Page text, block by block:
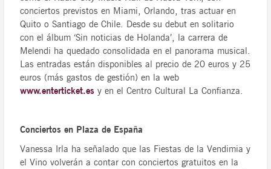
conciertos previstos en Miami, Orlando, tras actuar en
Quito o Santiago de Chile. Desde su debut en solitario
con el álbum ‘Sin noticias de Holanda’, la carrera de
Melendi ha quedado consolidada en el panorama musical.
Las entradas están disponibles al precio de 20 euros y 25
euros (más gastos de gestión) en la web
www.enterticket.es y en el Centro Cultural La Confianza.
Conciertos en Plaza de España
Vanessa Irla ha señalado que las Fiestas de la Vendimia y
el Vino volverán a contar con conciertos gratuitos en la